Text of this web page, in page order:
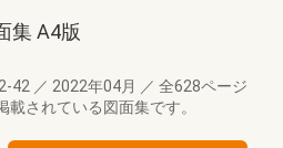
集 A4版
42 ／ 2022年04月 ／ 全628ページ
されている図面集です。